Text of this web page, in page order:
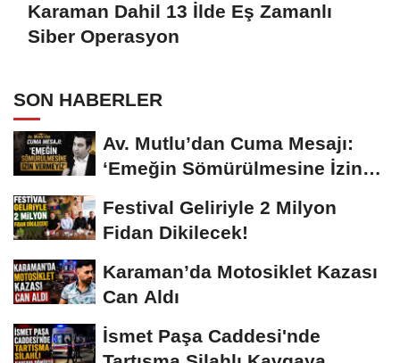
Karaman Dahil 13 İlde Eş Zamanlı
Siber Operasyon
SON HABERLER
Av. Mutlu’dan Cuma Mesajı:
‘Emeğin Sömürülmesine İzin
Festival Geliriyle 2 Milyon
Fidan Dikilecek!
Karaman’da Motosiklet Kazası
Can Aldı
İsmet Paşa Caddesi'nde